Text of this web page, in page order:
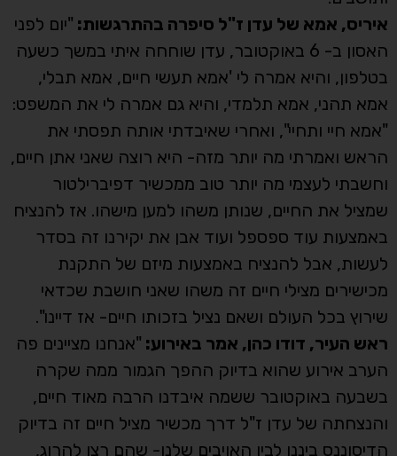
איריס, אמא של עדן ז"ל סיפרה בהתרגשות: "יום לפני
האסון ב- 6 באוקטובר, עדן שוחחה איתי במשך כשעה
בטלפון, והיא אמרה לי 'אמא תעשי חיים, אמא תבלי,
אמא תהני, אמא תלמדי, והיא גם אמרה לי את המשפט:
"אמא חיי ותחיי", ואחרי שאיבדתי אותה תפסתי את
הראש ואמרתי מה יותר מזה- היא רוצה שאני אתן חיים,
וחשבתי לעצמי מה יותר טוב ממכשיר דפיברילטור
שמציל את החיים, שנותן משהו למען מישהו. אז להנציח
באמצעות עוד ספספל ועוד אבן את יקירנו זה בסדר
לעשות, אבל להנציח באמצעות מיזם של התקנת
מכישירים מצילי חיים זה משהו שאני חושבת שכדאי
שירוץ בכל העולם ושאם נציל בזכותו חיים- אז דיינו".
ראש העיר, דודו כהן, אמר באירוע: "אנחנו מציינים פה
הערב אירוע שהוא בדיוק ההפך הגמור ממה שקרה
בשבעה באוקטובר ששמה איבדנו הרבה מאוד חיים,
והנצחתה של עדן ז"ל דרך מכשיר מציל חיים זה בדיוק
הדיסוננס ביננו לבין האויבים שלנו- שהם רצו להרוג,